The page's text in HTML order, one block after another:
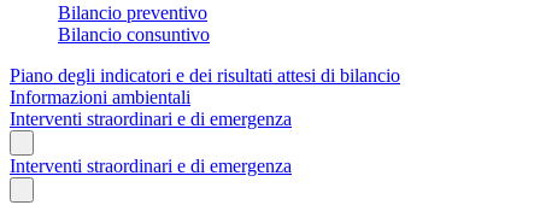
Bilancio preventivo
Bilancio consuntivo
Piano degli indicatori e dei risultati attesi di bilancio
Informazioni ambientali
Interventi straordinari e di emergenza
Interventi straordinari e di emergenza